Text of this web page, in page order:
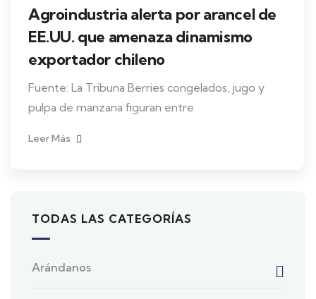
Agroindustria alerta por arancel de
EE.UU. que amenaza dinamismo
exportador chileno
Fuente: La Tribuna Berries congelados, jugo y
pulpa de manzana figuran entre
Leer Más
TODAS LAS CATEGORÍAS
Arándanos